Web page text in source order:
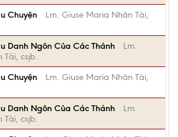
Chuyện
Lm. Giuse Maria Nhân Tài,
Danh Ngôn Của Các Thánh
Lm.
Tài, csjb.
Chuyện
Lm. Giuse Maria Nhân Tài,
Danh Ngôn Của Các Thánh
Lm.
Tài, csjb.